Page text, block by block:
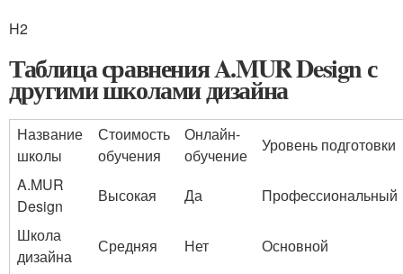
H2
Таблица сравнения A.MUR Design с
другими школами дизайна
Название
школы
Стоимость
обучения
Онлайн-
обучение
Уровень подготовки
A.MUR
Design
Высокая Да
Профессиональный
Школа
дизайна
Средняя Нет
Основной